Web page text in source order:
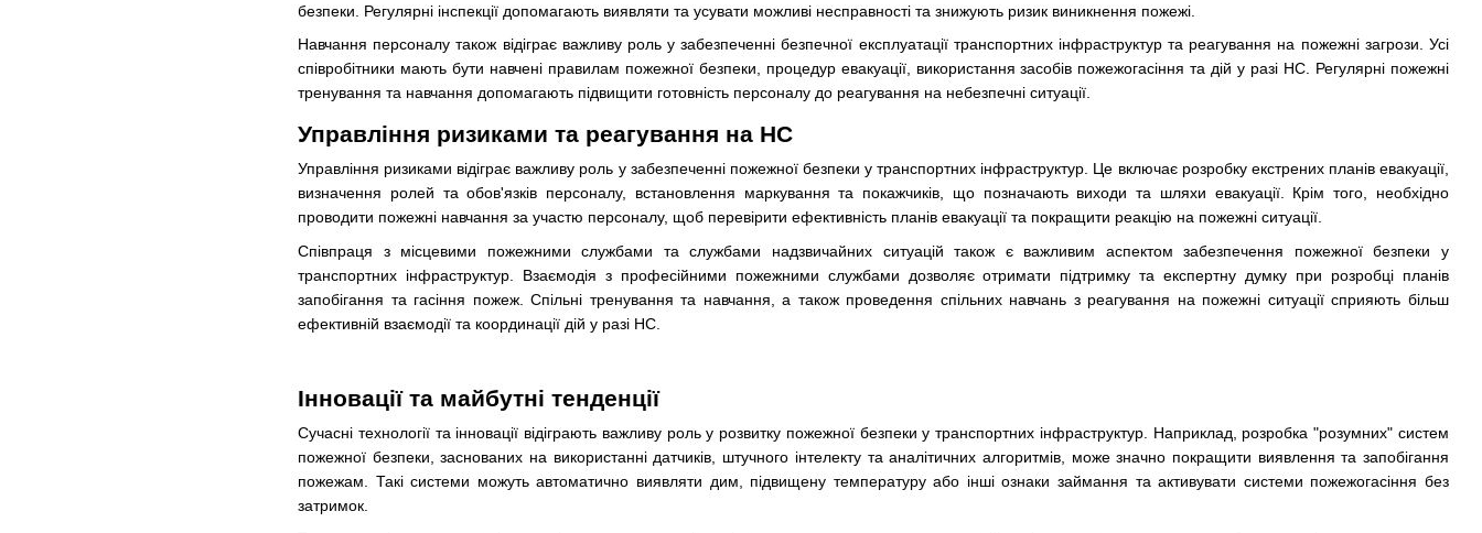
безпеки. Регулярні інспекції допомагають виявляти та усувати можливі несправності та знижують ризик виникнення пожежі.
Навчання персоналу також відіграє важливу роль у забезпеченні безпечної експлуатації транспортних інфраструктур та реагування на пожежні загрози. Усі
співробітники мають бути навчені правилам пожежної безпеки, процедур евакуації, використання засобів пожежогасіння та дій у разі НС. Регулярні пожежні
тренування та навчання допомагають підвищити готовність персоналу до реагування на небезпечні ситуації.
Управління ризиками та реагування на НС
Управління ризиками відіграє важливу роль у забезпеченні пожежної безпеки у транспортних інфраструктур. Це включає розробку екстрених планів евакуації,
визначення ролей та обов'язків персоналу, встановлення маркування та покажчиків, що позначають виходи та шляхи евакуації. Крім того, необхідно
проводити пожежні навчання за участю персоналу, щоб перевірити ефективність планів евакуації та покращити реакцію на пожежні ситуації.
Співпраця з місцевими пожежними службами та службами надзвичайних ситуацій також є важливим аспектом забезпечення пожежної безпеки у
транспортних інфраструктур. Взаємодія з професійними пожежними службами дозволяє отримати підтримку та експертну думку при розробці планів
запобігання та гасіння пожеж. Спільні тренування та навчання, а також проведення спільних навчань з реагування на пожежні ситуації сприяють більш
ефективній взаємодії та координації дій у разі НС.
Інновації та майбутні тенденції
Сучасні технології та інновації відіграють важливу роль у розвитку пожежної безпеки у транспортних інфраструктур. Наприклад, розробка "розумних" систем
пожежної безпеки, заснованих на використанні датчиків, штучного інтелекту та аналітичних алгоритмів, може значно покращити виявлення та запобігання
пожежам. Такі системи можуть автоматично виявляти дим, підвищену температуру або інші ознаки займання та активувати системи пожежогасіння без
затримок.